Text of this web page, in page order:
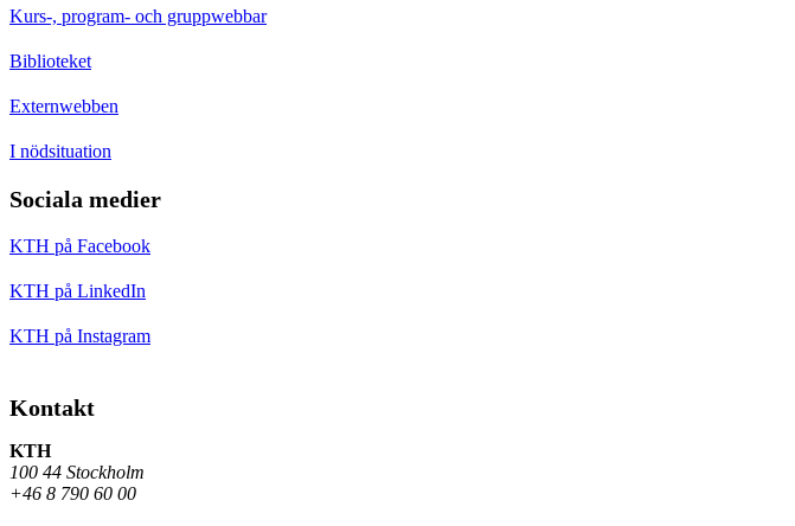
Kurs-, program- och gruppwebbar
Biblioteket
Externwebben
I nödsituation
Sociala medier
KTH på Facebook
KTH på LinkedIn
KTH på Instagram
Kontakt
KTH
100 44 Stockholm
+46 8 790 60 00